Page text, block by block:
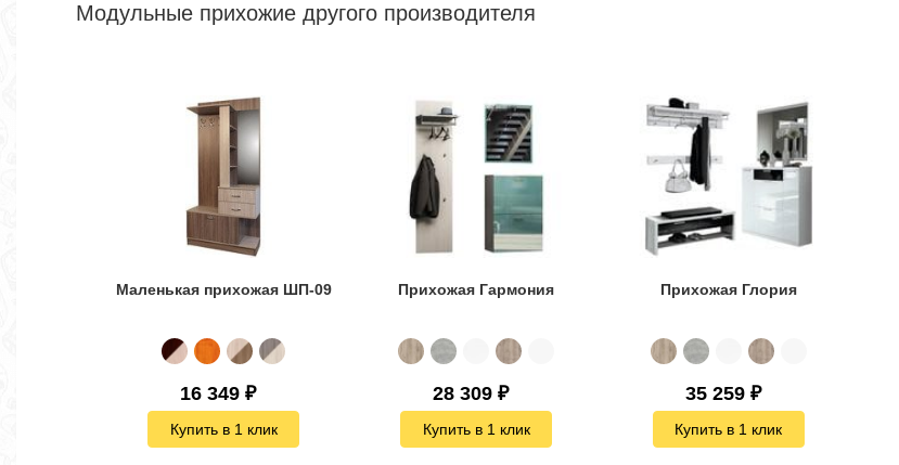
Модульные прихожие другого производителя
Маленькая прихожая ШП-09
16 349 ₽
Купить в 1 клик
Прихожая Гармония
28 309 ₽
Купить в 1 клик
Прихожая Глория
35 259 ₽
Купить в 1 клик